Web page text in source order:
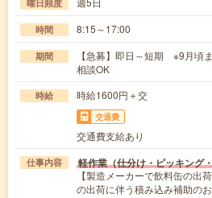
曜日頻度
時間 8:15～17:00
期間
【急募】即日～短期 ※9月頃
相談OK
時給 時給1600円＋交
交通費
交通費支給あり
仕事内容 軽作業（仕分け・ピッキング
【製造メーカーで飲料缶の出
の出荷に伴う積み込み補助の